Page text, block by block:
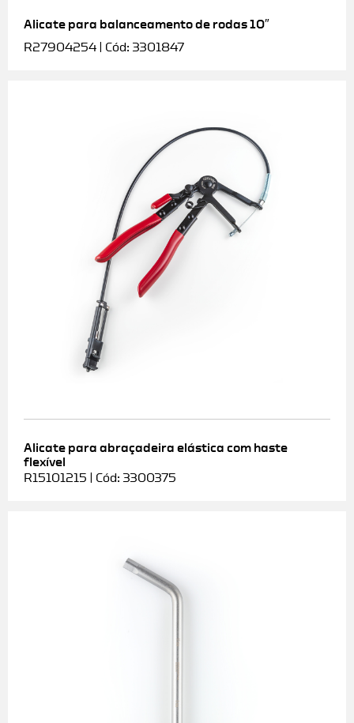
Alicate para balanceamento de rodas 10″
R27904254 | Cód: 3301847
Alicate para abraçadeira elástica com haste
flexível
R15101215 | Cód: 3300375